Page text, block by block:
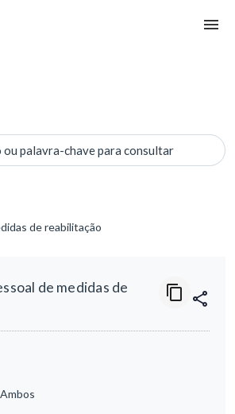
palavra-chave para consultar
de reabilitação
de medidas de
Ambos